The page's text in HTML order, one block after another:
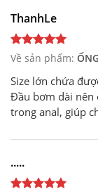
ThanhLe
Về sản phẩm:
Size lớn chứa
Đầu bơm dài nên
trong anal, giúp
bơm bình thường
.....